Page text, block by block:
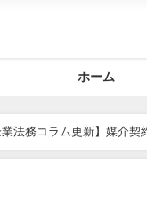
ホーム
業法務コラム更新】媒介